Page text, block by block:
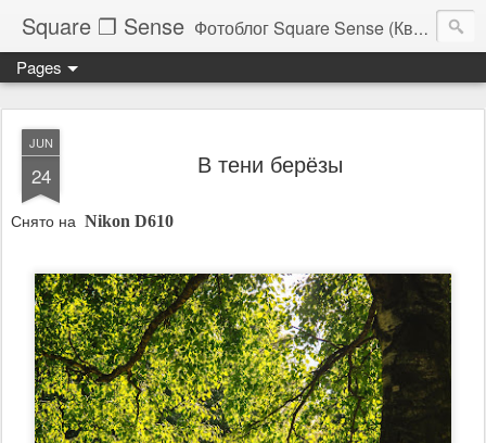
Square ❐ Sense Фотоблог Square Sense (Квадратное Чувство)
Pages
JUN
24 В тени берёзы
Снято на Nikon D610